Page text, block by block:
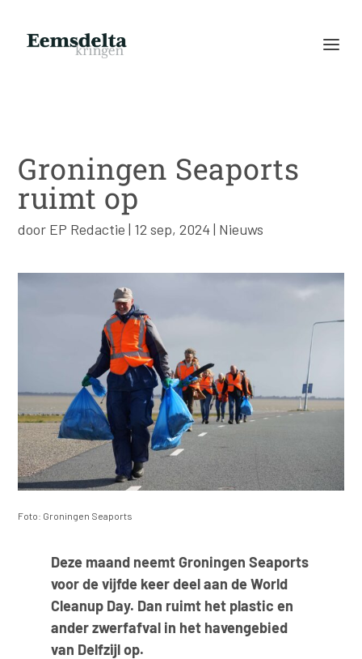
Groningen Seaports
ruimt op
door EP Redactie | 12 sep, 2024| Nieuws
Foto: Groningen Seaports
Deze maand neemt Groningen Seaports
voor de vijfde keer deel aan de World
Cleanup Day. Dan ruimt het plastic en
ander zwerfafval in het havengebied
van Delfzijl op.